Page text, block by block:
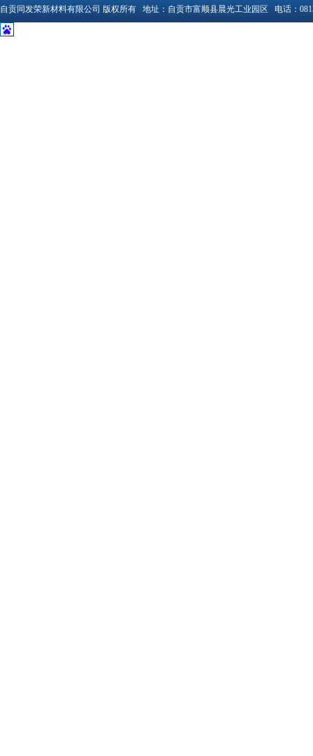
自贡同发荣新材料有限公司 版权所有 地址： 自贡市富顺县晨光工业园区 电话：